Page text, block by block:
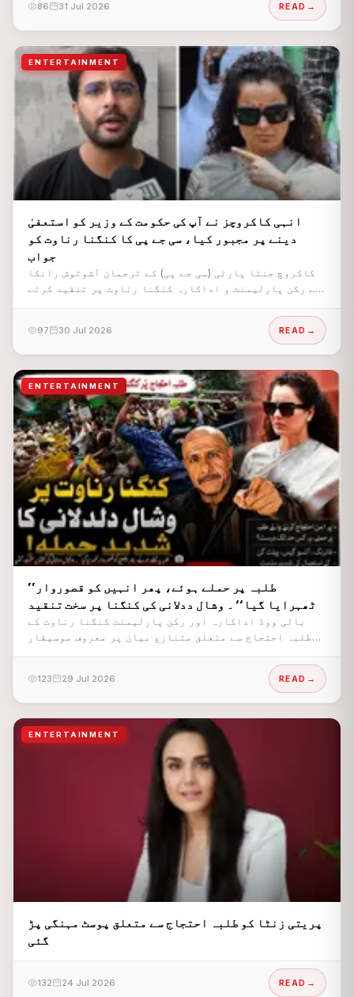
86 31 Jul 2026 READ
ENTERTAINMENT
انہی کاکروچز نے آپ کی حکومت کے وزیر کو استعفیٰ
دینے پر مجبور کیا، سی جے پی کا کنگنا رناوت کو
جواب
کاکروچ جنتا پارٹی (سی جے پی) کے ترجمان آشوتوش رانکا
نے رکن پارلیمنٹ و اداکارہ کنگنا رناوت پر تنقید کرتے
لیکن یاد رکھیں انہی 'کاکروچز' نے آپ کی حکومت کے ایک
وزیر کو استعفیٰ دینے پر مجبور کیا۔
97 30 Jul 2026 READ
ENTERTAINMENT
’’طلبہ پر حملے ہوئے، پھر انہیں کو قصوروار
ٹھہرایا گیا‘‘ ۔ وشال ددلانی کی کنگنا پر سخت تنقید
بالی ووڈ اداکارہ اور رکن پارلیمنٹ کنگنا رناوت کے
طلبہ احتجاج سے متعلق متنازع بیان پر معروف موسیقار
123 29 Jul 2026 READ
ENTERTAINMENT
پریتی زنٹا کو طلبہ احتجاج سے متعلق پوسٹ مہنگی پڑ
گئی
132 24 Jul 2026 READ